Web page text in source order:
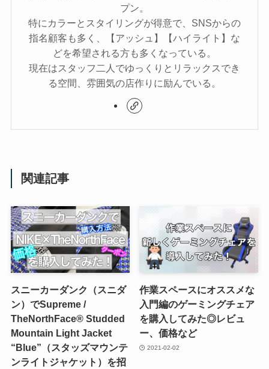
プン。
特にカラーとスタイリングが得意で、SNSからの
指名顧客も多く、【アッシュ】【ハイライト】な
どを希望される方も多くなっている。
現在はスタッフ二人でゆっくりとリラックスでき
る空間、雰囲気の店作りに励んでいる。
関連記事
スニーカーダンク（スニダ
ン）でSupreme /
TheNorthFace® Studded
Mountain Light Jacket
“Blue”（スタッズマウンテ
ンライトジャケット）を招
作業スペースにオススメな
入門編のゲーミングチェア
を購入してみた◎レビュ
ー、価格など
2021-02-02